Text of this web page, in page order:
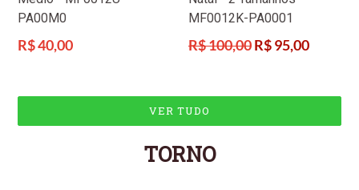
PA00M0
Preço
R$ 40,00
MF0012K-PA0001
Preço
R$ 100,00R$ 95,00
VER TUDO
TORNO